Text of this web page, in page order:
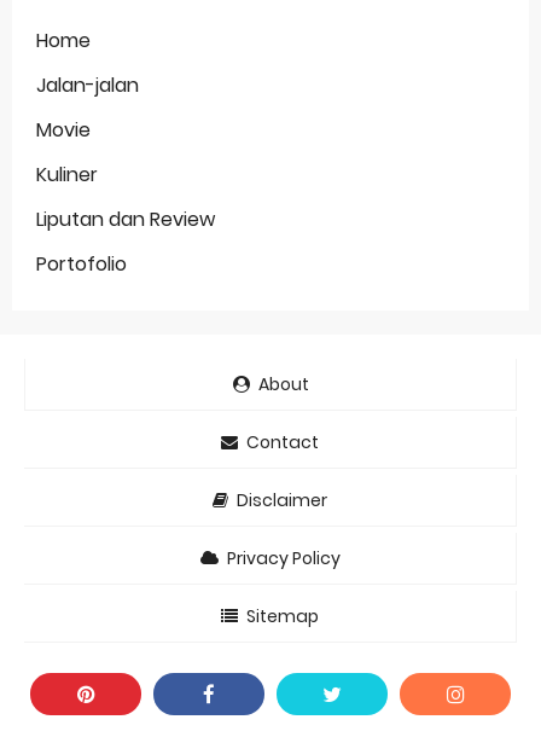
Home
Jalan-jalan
Movie
Kuliner
Liputan dan Review
Portofolio
About
Contact
Disclaimer
Privacy Policy
Sitemap